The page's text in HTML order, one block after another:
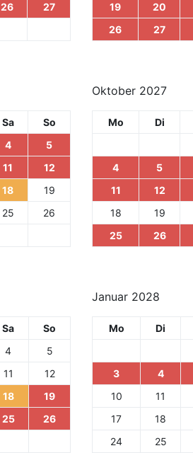
26
27
19
20
26
27
Sa
So
4
5
11
12
18
19
25
26
Oktober 2027
Mo Di
4
5
11
12
18
19
25
26
Sa
So
4
5
11
12
18
19
25
26
Januar 2028
Mo Di
3
4
10
11
17
18
24
25